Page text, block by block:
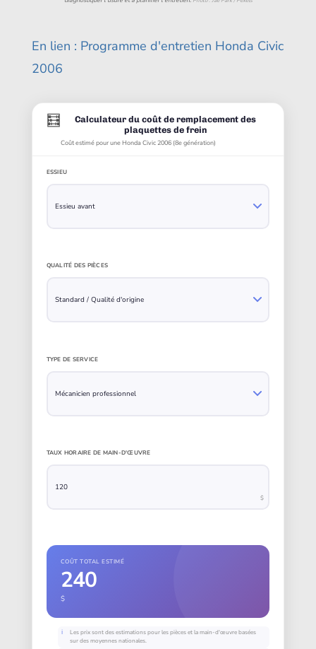
En lien : Programme d'entretien Honda Civic
2006
🧮
Calculateur du coût de remplacement des
plaquettes de frein
Coût estimé pour une Honda Civic 2006 (8e génération)
ESSIEU
QUALITÉ DES PIÈCES
TYPE DE SERVICE
TAUX HORAIRE DE MAIN-D'ŒUVRE
$
COÛT TOTAL ESTIMÉ
240
$
Les prix sont des estimations pour les pièces et la main-d'œuvre basées
sur des moyennes nationales.